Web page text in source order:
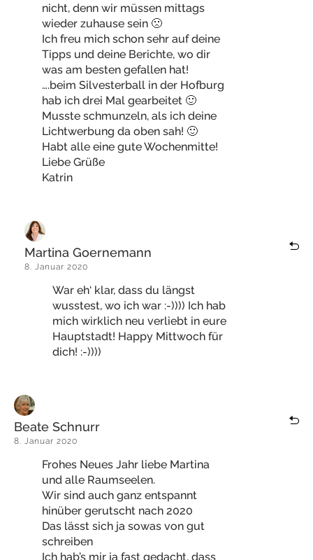
nicht, denn wir müssen mittags
wieder zuhause sein 🙁
Ich freu mich schon sehr auf deine
Tipps und deine Berichte, wo dir
was am besten gefallen hat!
….beim Silvesterball in der Hofburg
hab ich drei Mal gearbeitet 🙂
Musste schmunzeln, als ich deine
Lichtwerbung da oben sah! 🙂
Habt alle eine gute Wochenmitte!
Liebe Grüße
Katrin
Martina Goernemann
8. Januar 2020
War eh‘ klar, dass du längst
wusstest, wo ich war :-)))) Ich hab
mich wirklich neu verliebt in eure
Hauptstadt! Happy Mittwoch für
dich! :-))))
Beate Schnurr
8. Januar 2020
Frohes Neues Jahr liebe Martina
und alle Raumseelen.
Wir sind auch ganz entspannt
hinüber gerutscht nach 2020
Das lässt sich ja sowas von gut
schreiben
Ich hab’s mir ja fast gedacht, dass